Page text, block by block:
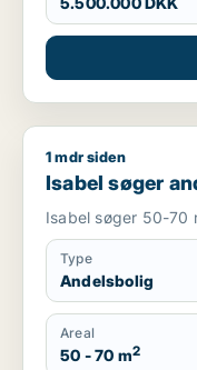
Isabel søger
1 mdr siden
Isabel søger
Isabel søger 50-70
Type
Andelsbolig
Areal
50 - 70 m2